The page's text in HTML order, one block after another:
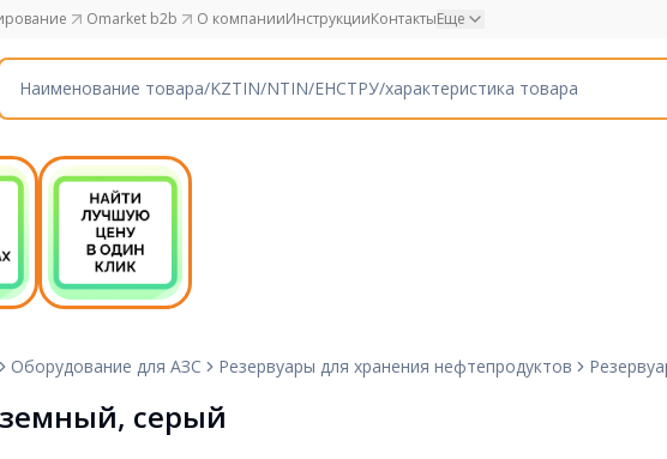
Omarket b2b О компанииИнструкцииКонтактыЕще
Оборудование для АЗС Резервуары для хранения нефтепродуктов
серый